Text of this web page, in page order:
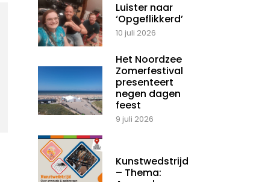
Luister naar
‘Opgeflikkerd’
10 juli 2026
Het Noordzee
Zomerfestival
presenteert
negen dagen
feest
9 juli 2026
Kunstwedstrijd
– Thema: